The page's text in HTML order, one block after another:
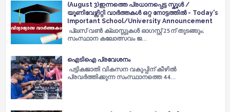
(August 3)ഇന്നത്തെ പ്രധാനപ്പെട്ട സ്കൂൾ /
യൂണിവേഴ്സിറ്റി വാർത്തകൾ ഒറ്റ നോട്ടത്തിൽ - Today's
Important School/University Announcement
പ്ലസ് വൺ ക്ലാസ്സുകള്‍ ഓഗസ്റ്റ് 25ന് തുടങ്ങും;
സംസ്ഥാന കലോത്സവം ജ…
ഐടിഐ പ്രവേശനം
പട്ടികജാതി വികസന വകുപ്പിന് കീഴിൽ
പ്രവർത്തിക്കുന്ന സംസ്ഥാനത്തെ 44…